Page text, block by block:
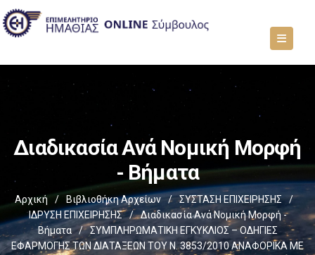
Διαδικασία Ανά Νομική Μορφή
- Βήματα
Αρχική / Βιβλιοθήκη Αρχείων / ΣΥΣΤΑΣΗ ΕΠΙΧΕΙΡΗΣΗΣ
/
ΙΔΡΥΣΗ ΕΠΙΧΕΙΡΗΣΗΣ
/
Διαδικασία Ανά Νομική Μορφή -
Βήματα
/
ΣΥΜΠΛΗΡΩΜΑΤΙΚΗ ΕΓΚΥΚΛΙΟΣ – ΟΔΗΓΙΕΣ
ΕΦΑΡΜΟΓΗΣ ΤΩΝ ΔΙΑΤΑΞΕΩΝ ΤΟΥ Ν. 3853/2010 ΑΝΑΦΟΡΙΚΑ ΜΕ